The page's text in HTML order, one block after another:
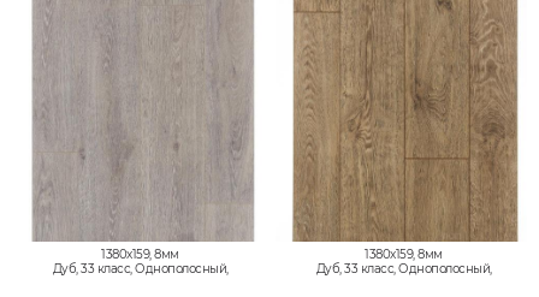
1380x159, 8мм
Дуб, 33 класс, Однополосный,
1380x159, 8мм
Дуб, 33 класс, Однополосный,